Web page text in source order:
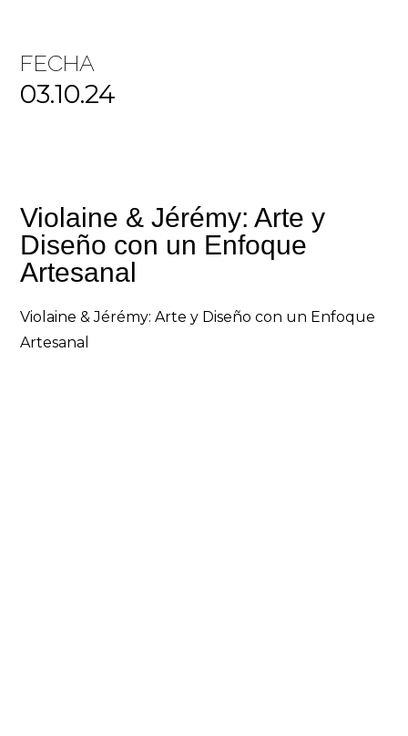
FECHA
03.10.24
Violaine & Jérémy: Arte y
Diseño con un Enfoque
Artesanal
Violaine & Jérémy: Arte y Diseño con un Enfoque
Artesanal